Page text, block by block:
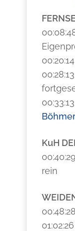
00:33:13
KuH
rein